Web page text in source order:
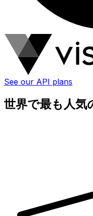
See our API plans
世界で最も人気